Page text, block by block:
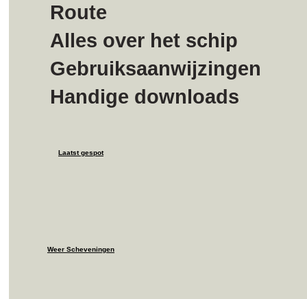
Route
Alles over het schip
Gebruiksaanwijzingen
Handige downloads
Laatst gespot
Weer Scheveningen